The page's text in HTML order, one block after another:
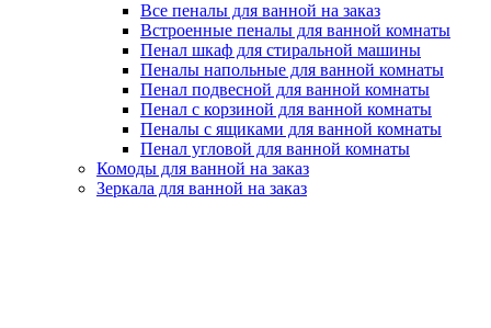
Все пеналы для ванной на заказ
Встроенные пеналы для ванной комнаты
Пенал шкаф для стиральной машины
Пеналы напольные для ванной комнаты
Пенал подвесной для ванной комнаты
Пенал с корзиной для ванной комнаты
Пеналы с ящиками для ванной комнаты
Пенал угловой для ванной комнаты
Комоды для ванной на заказ
Зеркала для ванной на заказ